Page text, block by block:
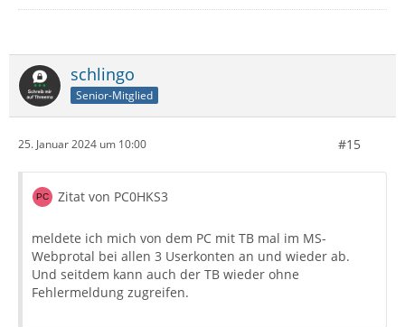
schlingo
Senior-Mitglied
25. Januar 2024 um 10:00 #15
Zitat von PC0HKS3
meldete ich mich von dem PC mit TB mal im MS-
Webprotal bei allen 3 Userkonten an und wieder ab.
Und seitdem kann auch der TB wieder ohne
Fehlermeldung zugreifen.